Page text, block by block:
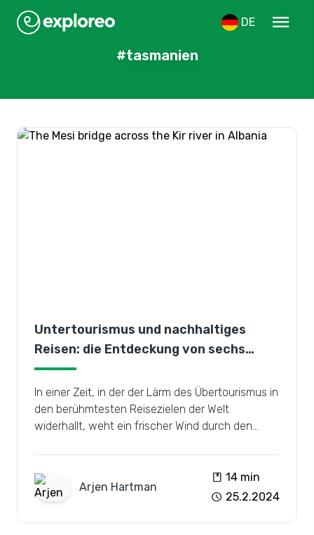
DE menu
#tasmanien
Untertourismus und nachhaltiges
Reisen: die Entdeckung von sechs
versteckten Juwelen
In einer Zeit, in der der Lärm des Übertourismus in
den berühmtesten Reisezielen der Welt
widerhallt, weht ein frischer Wind durch den
weniger bekannter Orte einsetzt und gleichzeitig
nachhaltige Reisepraktiken fördert.
Arjen Hartman
book 14 min
schedule 25.2.2024